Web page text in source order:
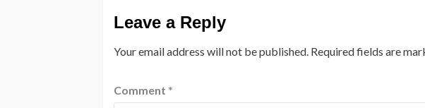
Leave a Reply
Your email address will not be published. Required fields are
Comment *